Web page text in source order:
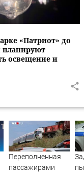
«Патриот» до
освещение и
Переполненная
пассажирами